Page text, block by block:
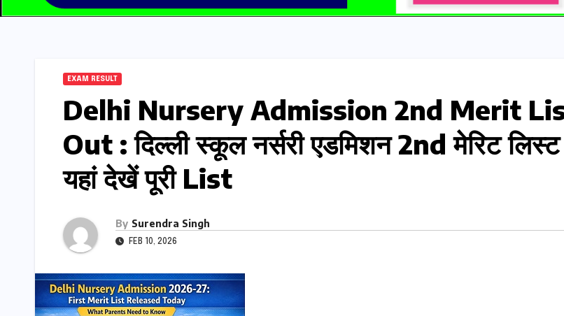
EXAM RESULT
Delhi Nursery Admission 2nd Merit
Out : दिल्ली स्कूल नर्सरी एडमिशन 2nd मेरिट लिस्ट
यहां देखें पूरी List
By Surendra Singh
FEB 10, 2026